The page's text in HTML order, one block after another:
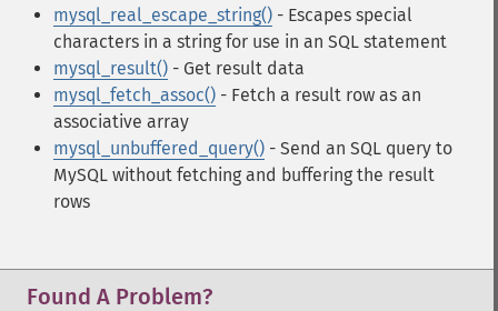
mysql_real_escape_string() - Escapes special
characters in a string for use in an SQL statement
mysql_result() - Get result data
mysql_fetch_assoc() - Fetch a result row as an
associative array
mysql_unbuffered_query() - Send an SQL query to
MySQL without fetching and buffering the result
rows
Found A Problem?